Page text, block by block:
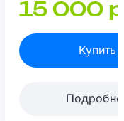
15 000
Купить